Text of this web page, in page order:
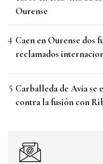
Ourense
Caen en Ourense dos
reclamados
Carballeda de Avia se
contra la fusión con